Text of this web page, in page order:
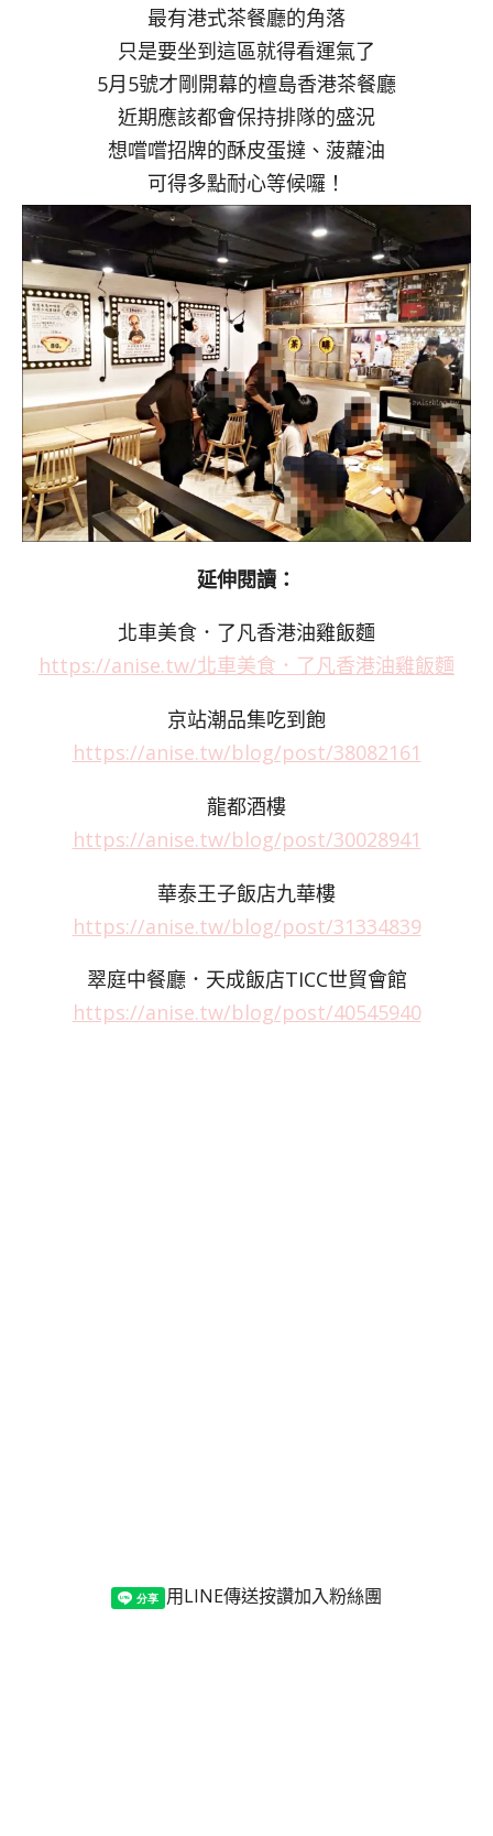
最有港式茶餐廳的角落
只是要坐到這區就得看運氣了
5月5號才剛開幕的檀島香港茶餐廳
近期應該都會保持排隊的盛況
想嚐嚐招牌的酥皮蛋撻、菠蘿油
可得多點耐心等候囉！
延伸閱讀：
北車美食．了凡香港油雞飯麵
https://anise.tw/北車美食．了凡香港油雞飯麵
京站潮品集吃到飽
https://anise.tw/blog/post/38082161
龍都酒樓
https://anise.tw/blog/post/30028941
華泰王子飯店九華樓
https://anise.tw/blog/post/31334839
翠庭中餐廳．天成飯店TICC世貿會館
https://anise.tw/blog/post/40545940
用LINE傳送按讚加入粉絲團